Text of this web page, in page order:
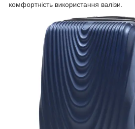
комфортність використання валізи.